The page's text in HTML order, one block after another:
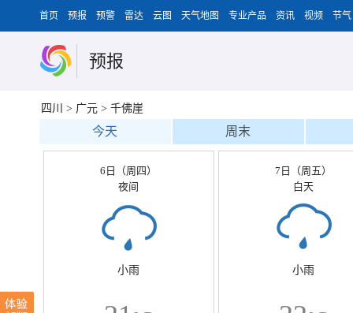
首页 预报 预警 雷达 云图 天气地图 专业产品 资讯 视频 节气
预报
四川 > 广元 > 千佛崖
今天 周末
6日（周四）
夜间
小雨
7日（周五）
白天
小雨